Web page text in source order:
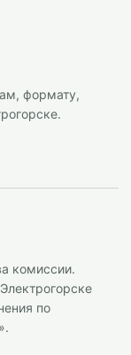
формату,
комиссии.
по